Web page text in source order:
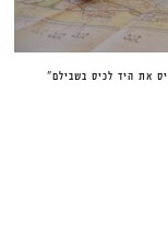
את היד לכיס בשבילם”